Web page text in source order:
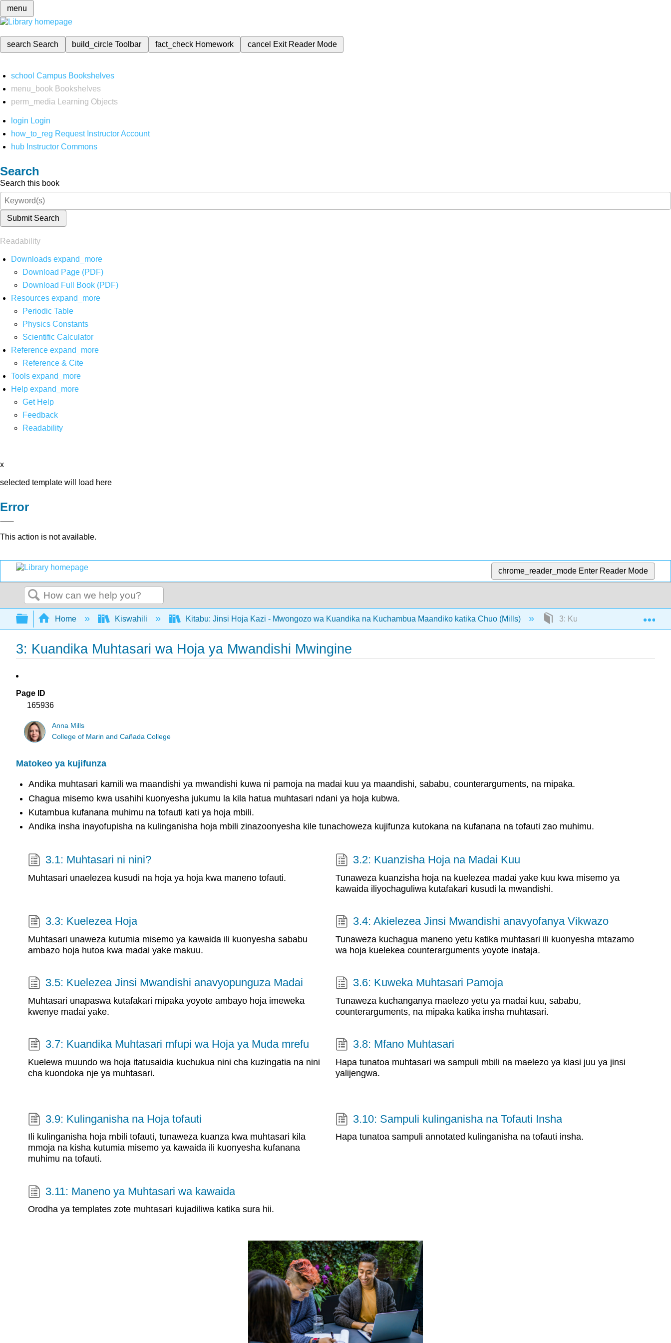
menu
search Search build_circleToolbar fact_check Homework cancel Exit Reader Mode
school Campus Bookshelves
menu_book Bookshelves
perm_media
Learning Objects
login Login
how_to_reg Request Instructor Account
hub Instructor Commons
Search
Search this book
Submit Search
Readability
Downloads expand_more
Download Page (PDF)
Download Full Book (PDF)
Resources expand_more
Periodic Table
Physics Constants
Scientific Calculator
Reference expand_more
Reference & Cite
Tools expand_more
Help expand_more
Get Help
Feedback
Readability
x
selected template will load here
Error
This action is not available.
chrome_reader_mode Enter Reader Mode
Search
Expand/collapse global hierarchy
Home Kiswahili Kitabu: Jinsi Hoja Kazi - Mwongozo wa Kuandika na Kuchambua Maandiko katika Chuo (Mills) 3: Kuandika Muhtasari wa
3: Kuandika Muhtasari wa Hoja ya Mwandishi Mwingine
Page ID
165936
Anna Mills
College of Marin and Cañada College
Matokeo ya kujifunza
Andika muhtasari kamili wa maandishi ya mwandishi kuwa ni pamoja na madai kuu ya maandishi, sababu, counterarguments, na mipaka.
Chagua misemo kwa usahihi kuonyesha jukumu la kila hatua muhtasari ndani ya hoja kubwa.
Kutambua kufanana muhimu na tofauti kati ya hoja mbili.
Andika insha inayofupisha na kulinganisha hoja mbili zinazoonyesha kile tunachoweza kujifunza kutokana na kufanana na tofauti zao muhimu.
3.1: Muhtasari ni nini?
Muhtasari unaelezea kusudi na hoja ya hoja kwa maneno tofauti.
3.2: Kuanzisha Hoja na Madai Kuu
Tunaweza kuanzisha hoja na kuelezea madai yake kuu kwa misemo ya
kawaida iliyochaguliwa kutafakari kusudi la mwandishi.
3.3: Kuelezea Hoja
Muhtasari unaweza kutumia misemo ya kawaida ili kuonyesha sababu
ambazo hoja hutoa kwa madai yake makuu.
3.4: Akielezea Jinsi Mwandishi anavyofanya Vikwazo
Tunaweza kuchagua maneno yetu katika muhtasari ili kuonyesha mtazamo
wa hoja kuelekea counterarguments yoyote inataja.
3.5: Kuelezea Jinsi Mwandishi anavyopunguza Madai
Muhtasari unapaswa kutafakari mipaka yoyote ambayo hoja imeweka
kwenye madai yake.
3.6: Kuweka Muhtasari Pamoja
Tunaweza kuchanganya maelezo yetu ya madai kuu, sababu,
counterarguments, na mipaka katika insha muhtasari.
3.7: Kuandika Muhtasari mfupi wa Hoja ya Muda mrefu
Kuelewa muundo wa hoja itatusaidia kuchukua nini cha kuzingatia na nini
cha kuondoka nje ya muhtasari.
3.8: Mfano Muhtasari
Hapa tunatoa muhtasari wa sampuli mbili na maelezo ya kiasi juu ya jinsi
yalijengwa.
3.9: Kulinganisha na Hoja tofauti
Ili kulinganisha hoja mbili tofauti, tunaweza kuanza kwa muhtasari kila
mmoja na kisha kutumia misemo ya kawaida ili kuonyesha kufanana
muhimu na tofauti.
3.10: Sampuli kulinganisha na Tofauti Insha
Hapa tunatoa sampuli annotated kulinganisha na tofauti insha.
3.11: Maneno ya Muhtasari wa kawaida
Orodha ya templates zote muhtasari kujadiliwa katika sura hii.